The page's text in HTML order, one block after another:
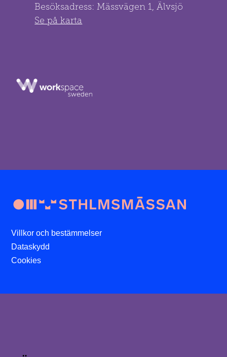
Besöksadress: Mässvägen 1, Älvsjö
Se på karta
Villkor och bestämmelser
Dataskydd
Cookies